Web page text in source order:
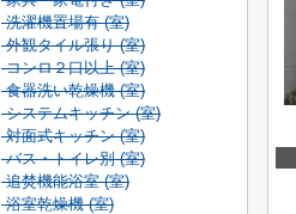
洗濯機置場有 (室)
外観タイル張り (室)
コンロ２口以上 (室)
食器洗い乾燥機 (室)
システムキッチン (室)
対面式キッチン (室)
バス・トイレ別 (室)
追焚機能浴室 (室)
浴室乾燥機 (室)